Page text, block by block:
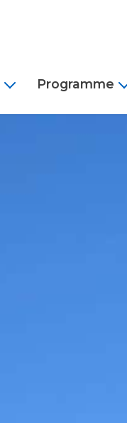
Programme